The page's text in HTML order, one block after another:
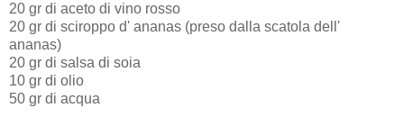
20 gr di aceto di vino rosso
20 gr di sciroppo d' ananas (preso dalla scatola dell'
ananas)
20 gr di salsa di soia
10 gr di olio
50 gr di acqua